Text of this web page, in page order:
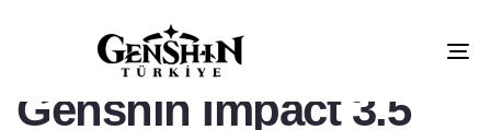
GÜNCELLEMELER
Genshin Impact 3.5